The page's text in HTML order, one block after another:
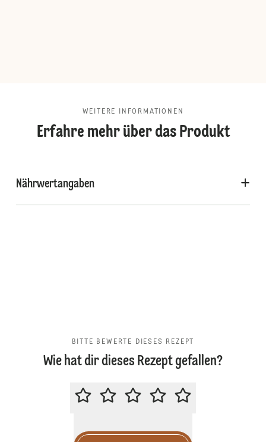
WEITERE INFORMATIONEN
Erfahre mehr über das Produkt
Nährwertangaben
BITTE BEWERTE DIESES REZEPT
Wie hat dir dieses Rezept gefallen?
BITTE BEWERTE DIESES REZEPT